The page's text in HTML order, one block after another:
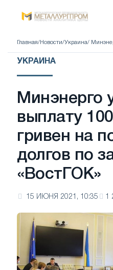
Главная/ Новости/Украина/
УКРАИНА
Минэнерго
выплату
гривен на
долгов по
«ВостГОК»
15 ИЮНЯ 2021, 10:35 1